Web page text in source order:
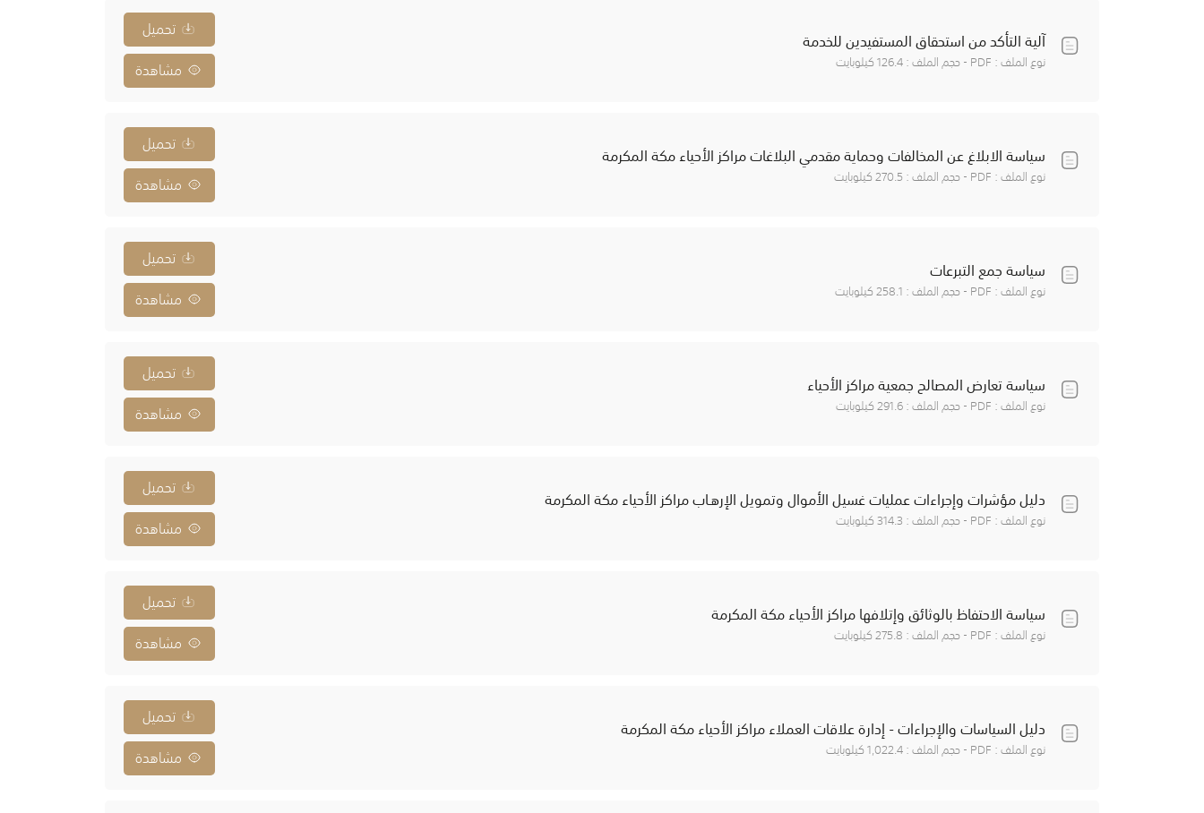
آلية التأكد من استحقاق المستفيدين للخدمة
نوع الملف : PDF - حجم الملف : 126.4 كيلوبايت
تحميل
مشاهدة
سياسة الابلاغ عن المخالفات وحماية مقدمي البلاغات مراكز الأحياء مكة المكرمة
نوع الملف : PDF - حجم الملف : 270.5 كيلوبايت
تحميل
مشاهدة
سياسة جمع التبرعات
نوع الملف : PDF - حجم الملف : 258.1 كيلوبايت
تحميل
مشاهدة
سياسة تعارض المصالح جمعية مراكز الأحياء
نوع الملف : PDF - حجم الملف : 291.6 كيلوبايت
تحميل
مشاهدة
دليل مؤشرات وإجراءات عمليات غسيل الأموال وتمويل الإرهـاب مراكز الأحياء مكة المكرمة
نوع الملف : PDF - حجم الملف : 314.3 كيلوبايت
تحميل
مشاهدة
سياسة الاحتفاظ بالوثائق وإتلافها مراكز الأحياء مكة المكرمة
نوع الملف : PDF - حجم الملف : 275.8 كيلوبايت
تحميل
مشاهدة
دليل السياسات والإجراءات - إدارة علاقات العملاء مراكز الأحياء مكة المكرمة
نوع الملف : PDF - حجم الملف : 1,022.4 كيلوبايت
تحميل
مشاهدة